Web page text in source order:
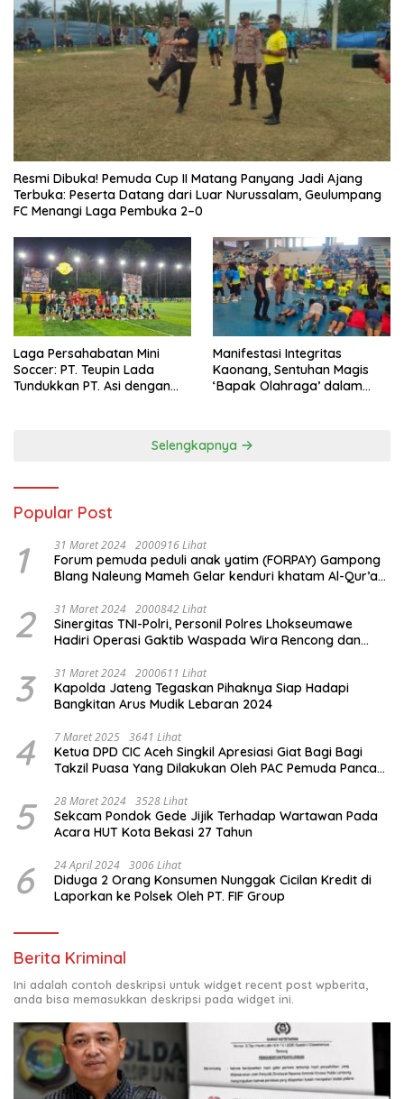
Resmi Dibuka! Pemuda Cup II Matang Panyang Jadi Ajang
Terbuka: Peserta Datang dari Luar Nurussalam, Geulumpang
FC Menangi Laga Pembuka 2–0
Laga Persahabatan Mini
Soccer: PT. Teupin Lada
Tundukkan PT. Asi dengan
Manifestasi Integritas
Kaonang, Sentuhan Magis
‘Bapak Olahraga’ dalam
Selengkapnya
Popular Post
1 31 Maret 2024 2000916 Lihat
Forum pemuda peduli anak yatim (FORPAY) Gampong
Blang Naleung Mameh Gelar kenduri khatam Al-Qur’an
2 31 Maret 2024 2000842 Lihat
Sinergitas TNI-Polri, Personil Polres Lhokseumawe
Hadiri Operasi Gaktib Waspada Wira Rencong dan
3 31 Maret 2024 2000611 Lihat
Kapolda Jateng Tegaskan Pihaknya Siap Hadapi
Bangkitan Arus Mudik Lebaran 2024
4 7 Maret 2025 3641 Lihat
Ketua DPD CIC Aceh Singkil Apresiasi Giat Bagi Bagi
Takzil Puasa Yang Dilakukan Oleh PAC Pemuda Panca
Meriah Kabupaten Aceh Singkil
5 28 Maret 2024 3528 Lihat
Sekcam Pondok Gede Jijik Terhadap Wartawan Pada
Acara HUT Kota Bekasi 27 Tahun
6 24 April 2024 3006 Lihat
Diduga 2 Orang Konsumen Nunggak Cicilan Kredit di
Laporkan ke Polsek Oleh PT. FIF Group
Berita Kriminal
Ini adalah contoh deskripsi untuk widget recent post wpberita,
anda bisa memasukkan deskripsi pada widget ini.